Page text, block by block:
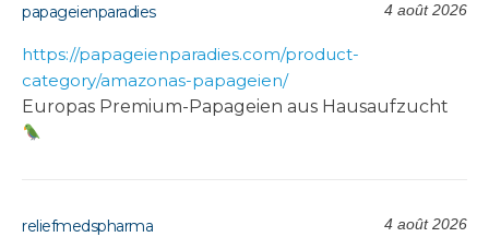
papageienparadies 4 août 2026
https://papageienparadies.com/product-
category/amazonas-papageien/
Europas Premium-Papageien aus Hausaufzucht
reliefmedspharma 4 août 2026